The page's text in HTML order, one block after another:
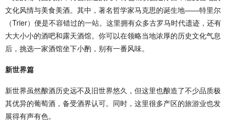
文化风情与美食美酒。其中，著名哲学家马克思的诞生地——特里尔
（Trier）便是不容错过的一站。这里拥有众多古罗马时代遗迹，还有
大大小小的酒吧和露天酒馆。你可以在领略当地浓厚的历史文化气息
后，挑选一家酒馆坐下小酌，别有一番风味。
新世界篇
新世界虽然酿酒历史远不及旧世界悠久，但这里也酿造了不少品质极
其优异的葡萄酒，备受酒界认可。同时，这里很多产区的旅游业也发
展得有声有色。